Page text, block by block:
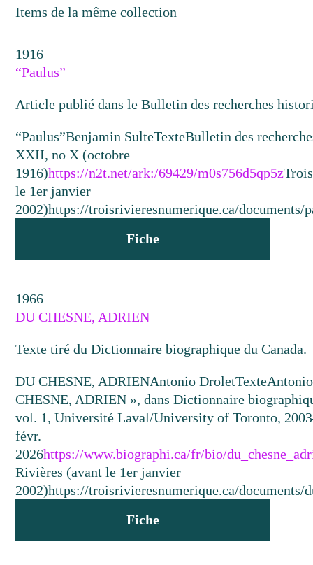
Items de la même collection
1916
“Paulus”
Article publié dans le Bulletin des recherches
“Paulus”Benjamin SulteTexteBulletin des
XXII, no X (octobre
1916)https://n2t.net/ark:/69429/m0s756d5qp5z
le 1er janvier
2002)https://troisrivieresnumerique.ca/documents/
Fiche
1966
DU CHESNE, ADRIEN
Texte tiré du Dictionnaire biographique du Canada.
DU CHESNE, ADRIENAntonio DroletTexte
CHESNE, ADRIEN », dans Dictionnaire
vol. 1, Université Laval/University of Toronto,
févr.
2026https://www.biographi.ca/fr/bio/
Rivières (avant le 1er janvier
2002)https://troisrivieresnumerique.ca/documents/
Fiche